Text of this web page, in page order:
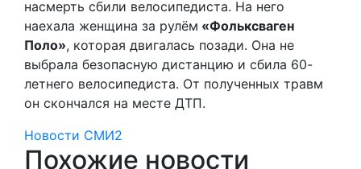
насмерть сбили велосипедиста. На него
наехала женщина за рулём «Фольксваген
Поло», которая двигалась позади. Она не
выбрала безопасную дистанцию и сбила 60-
летнего велосипедиста. От полученных травм
он скончался на месте ДТП.
Новости СМИ2
Похожие новости